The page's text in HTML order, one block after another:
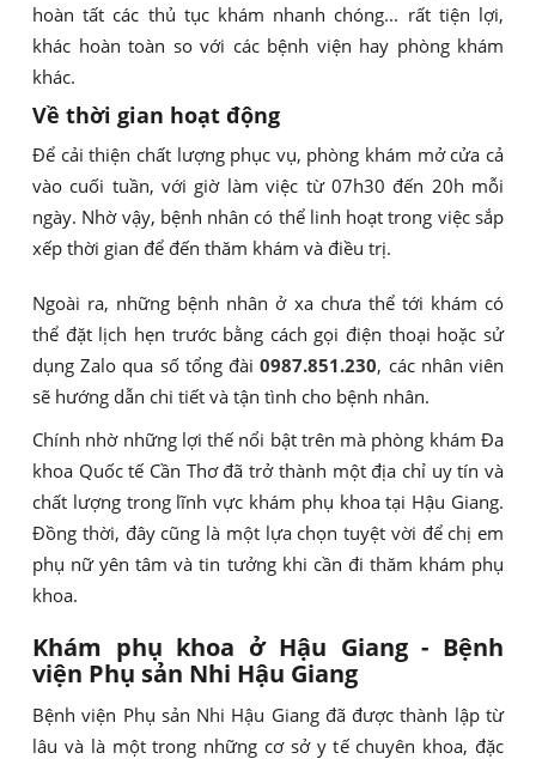
hoàn tất các thủ tục khám nhanh chóng... rất tiện lợi,
khác hoàn toàn so với các bệnh viện hay phòng khám
khác.
Về thời gian hoạt động
Để cải thiện chất lượng phục vụ, phòng khám mở cửa cả
vào cuối tuần, với giờ làm việc từ 07h30 đến 20h mỗi
ngày. Nhờ vậy, bệnh nhân có thể linh hoạt trong việc sắp
xếp thời gian để đến thăm khám và điều trị.
Ngoài ra, những bệnh nhân ở xa chưa thể tới khám có
thể đặt lịch hẹn trước bằng cách gọi điện thoại hoặc sử
dụng Zalo qua số tổng đài0987.851.230, các nhân viên
sẽ hướng dẫn chi tiết và tận tình cho bệnh nhân.
Chính nhờ những lợi thế nổi bật trên mà phòng khám Đa
khoa Quốc tế Cần Thơ đã trở thành một địa chỉ uy tín và
chất lượng trong lĩnh vực khám phụ khoa tại Hậu Giang.
Đồng thời, đây cũng là một lựa chọn tuyệt vời để chị em
phụ nữ yên tâm và tin tưởng khi cần đi thăm khám phụ
khoa.
Khám phụ khoa ở Hậu Giang - Bệnh
viện Phụ sản Nhi Hậu Giang
Bệnh viện Phụ sản Nhi Hậu Giang đã được thành lập từ
lâu và là một trong những cơ sở y tế chuyên khoa, đặc